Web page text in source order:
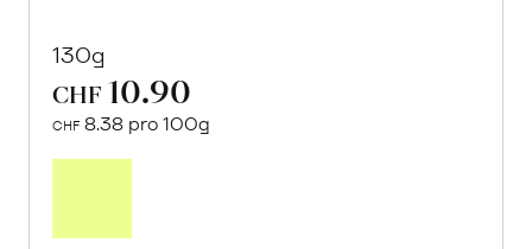
130g
CHF 10.90
CHF 8.38 pro 100g